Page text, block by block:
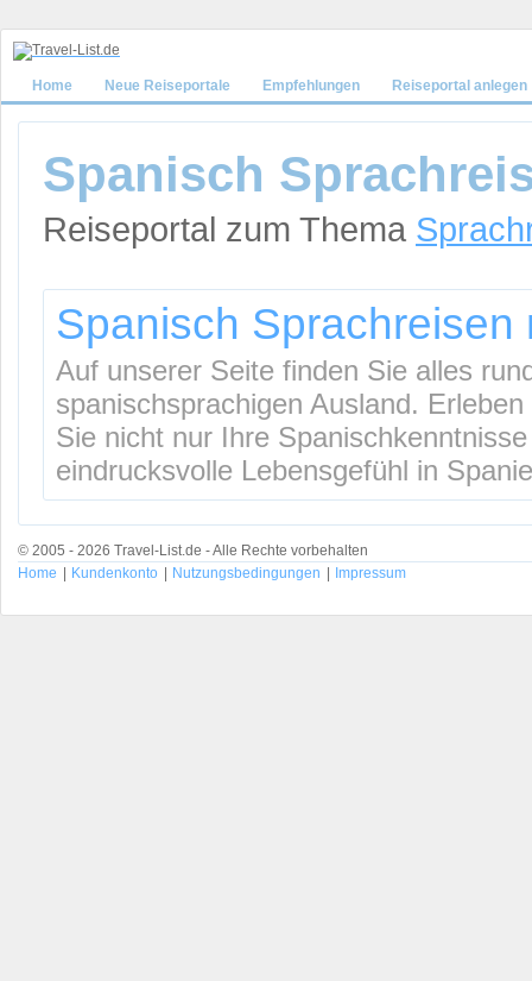
Home Neue Reiseportale Empfehlungen Reiseportal anlegen
Spanisch
Reiseportal zum Thema
Spanisch Sprachreisen
Auf unserer Seite finden Sie alles
spanischsprachigen Ausland.
Sie nicht nur Ihre
eindrucksvolle Lebensgefühl in
© 2005 - 2026 Travel-List.de - Alle Rechte vorbehalten
Home
Kundenkonto Nutzungsbedingungen Impressum